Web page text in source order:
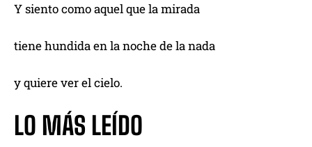
Y siento como aquel que la mirada
tiene hundida en la noche de la nada
y quiere ver el cielo.
LO MÁS LEÍDO